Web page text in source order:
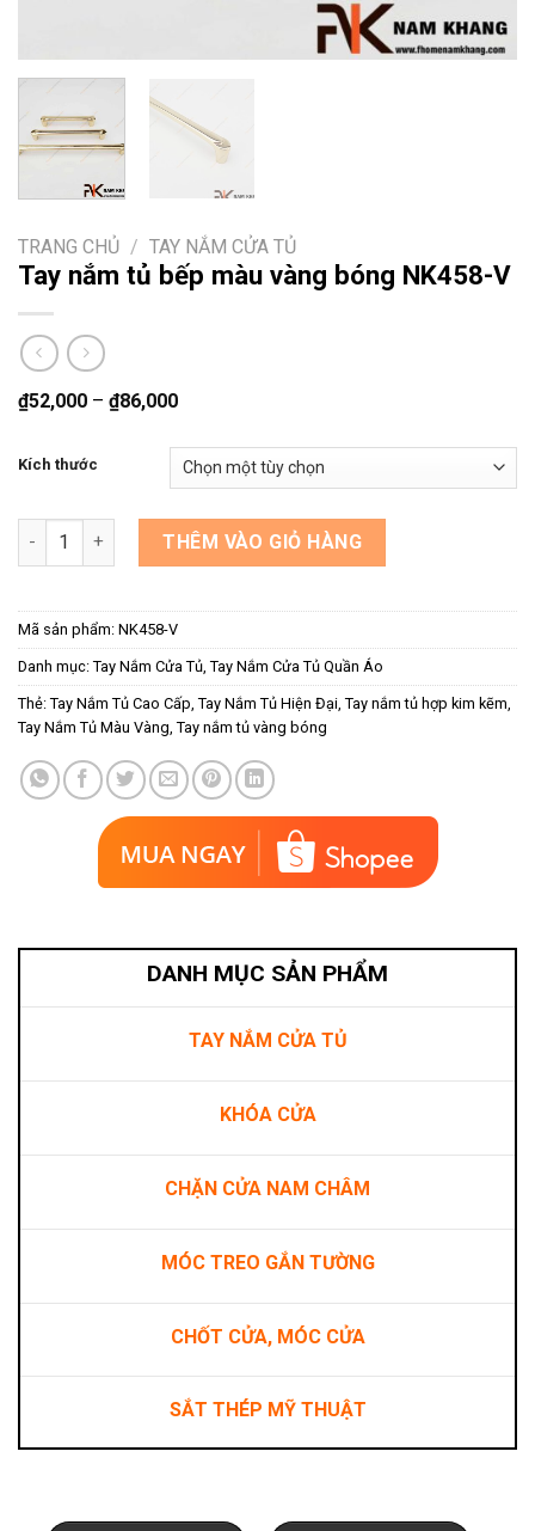
TRANG CHỦ / TAY NẮM CỬA TỦ
Tay nắm tủ bếp màu vàng bóng NK458-V
₫52,000 – ₫86,000
Kích thước
Tay nắm tủ bếp màu vàng bóng NK458-V số lượng
THÊM VÀO GIỎ HÀNG
Mã sản phẩm: NK458-V
Danh mục: Tay Nắm Cửa Tủ Tay Nắm Cửa Tủ Quần Áo
Thẻ: Tay Nắm Tủ Cao Cấp Tay Nắm Tủ Hiện Đại Tay nắm tủ hợp kim kẽm
Tay Nắm Tủ Màu Vàng Tay nắm tủ vàng bóng
DANH MỤC SẢN PHẨM
TAY NẮM CỬA TỦ
KHÓA CỬA
CHẶN CỬA NAM CHÂM
MÓC TREO GẮN TƯỜNG
CHỐT CỬA, MÓC CỬA
SẮT THÉP MỸ THUẬT